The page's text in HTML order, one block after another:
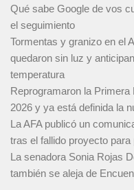
Qué sabe Google de vos
el seguimiento
Tormentas y granizo en el
quedaron sin luz y
temperatura
Reprogramaron la Primera
2026 y ya está definida la
La AFA publicó un
tras el fallido proyecto
La senadora Sonia Rojas
también se aleja de